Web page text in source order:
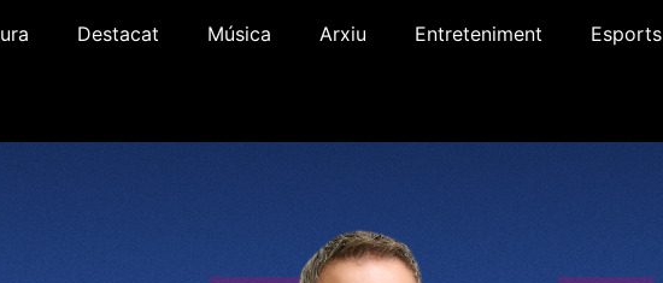
Destacat Música Arxiu Entreteniment Esports